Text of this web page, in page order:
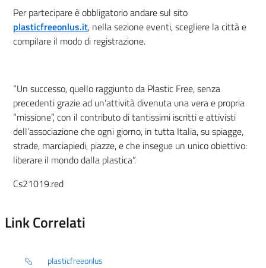
Per partecipareèobbligatorio andare sul sito
plasticfreeonlus.it, nella sezione eventi, scegliere la città e
compilare il modo di registrazione.
“Un successo, quello raggiunto da Plastic Free, senza
precedenti grazie ad un’attività divenuta una vera e propria
“missione”, con il contributo di tantissimi iscritti e attivisti
dell’associazione che ogni giorno, in tutta Italia, su spiagge,
strade, marciapiedi, piazze, e che insegue un unico obiettivo:
liberare il mondo dalla plastica”.
Cs21019.red
Link Correlati
plasticfreeonlus